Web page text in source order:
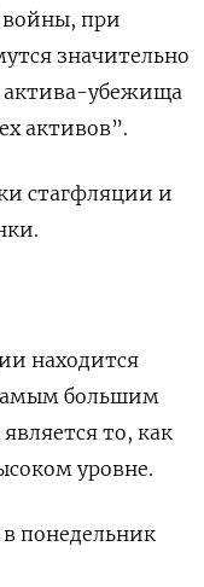
войны, при
значительно
актива-убежища
активов”.
стагфляции и
находится
большим
то, как
уровне.
понедельник